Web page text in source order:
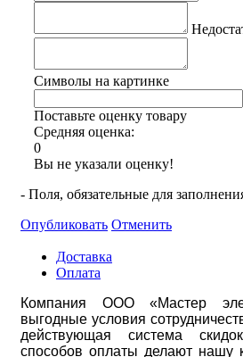
Символы на картинке
Поставьте оценку товару
Средняя оценка:
0
Вы не указали оценку!
- Поля, обязательные для
Опубликовать Отменить
Доставка
Оплата
Компания ООО «Мастер
выгодные условия
действующая система
способов оплаты делают нашу